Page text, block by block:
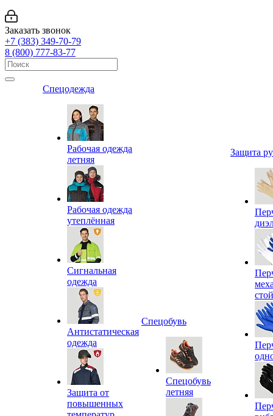
Заказать звонок
+7 (383) 349-70-79
8 (800) 777-83-77
Спецодежда
Рабочая одежда
летняя
Рабочая одежда
утеплённая
Сигнальная
одежда
Антистатическая
одежда
Защита от
повышенных
Спецобувь
Спецобувь
летняя
Защита